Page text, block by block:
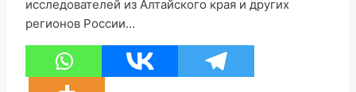
исследователей из Алтайского края и других
регионов России…